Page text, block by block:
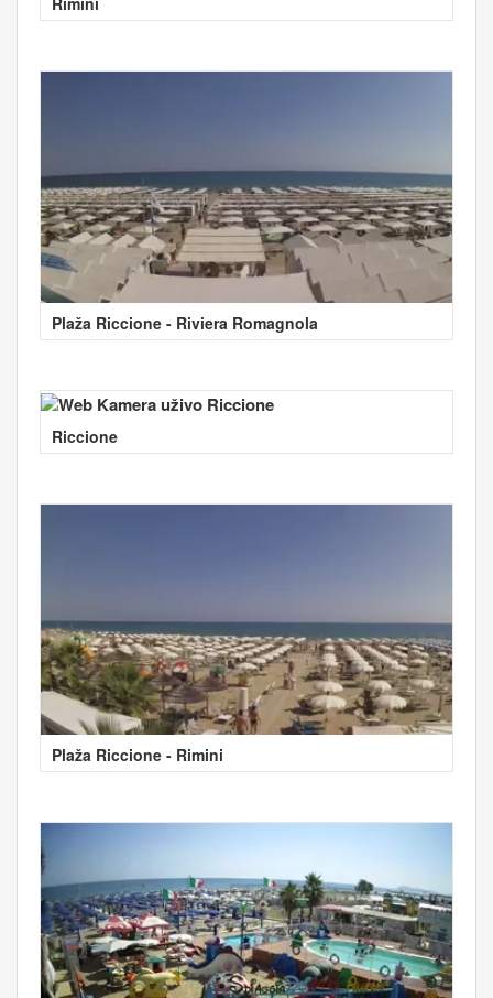
Plaža Riccione - Riviera Romagnola
Riccione
Plaža Riccione - Rimini